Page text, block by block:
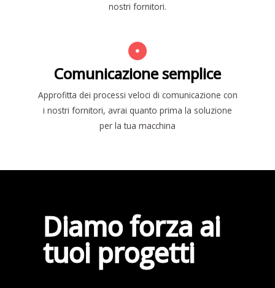
nostri fornitori.
Comunicazione semplice
Approfitta dei processi veloci di comunicazione con
i nostri fornitori, avrai quanto prima la soluzione
per la tua macchina
Diamo forza ai
tuoi progetti